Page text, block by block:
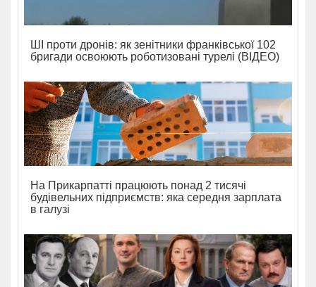
ШІ проти дронів: як зенітники франківської 102
бригади освоюють роботизовані турелі (ВІДЕО)
На Прикарпатті працюють понад 2 тисячі
будівельних підприємств: яка середня зарплата
в галузі